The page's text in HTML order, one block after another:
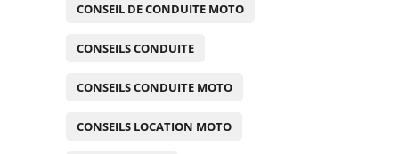
CONSEIL DE CONDUITE MOTO
CONSEILS CONDUITE
CONSEILS CONDUITE MOTO
CONSEILS LOCATION MOTO